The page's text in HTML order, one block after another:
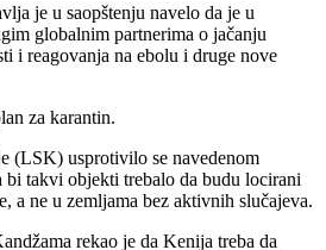
je u saopštenju navelo da je u
globalnim partnerima o jačanju
i reagovanja na ebolu i druge nove
za karantin.
(LSK) usprotivilo se navedenom
bi takvi objekti trebalo da budu locirani
a ne u zemljama bez aktivnih slučajeva.
rekao je da Kenija treba da